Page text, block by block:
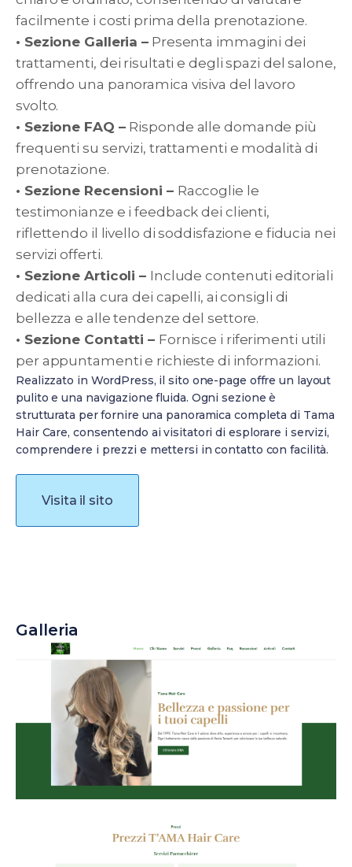
facilmente i costi prima della prenotazione.
• Sezione Galleria – Presenta immagini dei
trattamenti, dei risultati e degli spazi del salone,
offrendo una panoramica visiva del lavoro
svolto.
• Sezione FAQ – Risponde alle domande più
frequenti su servizi, trattamenti e modalità di
prenotazione.
• Sezione Recensioni – Raccoglie le
testimonianze e i feedback dei clienti,
riflettendo il livello di soddisfazione e fiducia nei
servizi offerti.
• Sezione Articoli – Include contenuti editoriali
dedicati alla cura dei capelli, ai consigli di
bellezza e alle tendenze del settore.
• Sezione Contatti – Fornisce i riferimenti utili
per appuntamenti e richieste di informazioni.
Realizzato in WordPress, il sito one-page offre un layout
pulito e una navigazione fluida. Ogni sezione è
strutturata per fornire una panoramica completa di Tama
Hair Care, consentendo ai visitatori di esplorare i servizi,
comprendere i prezzi e mettersi in contatto con facilità.
Visita il sito
Galleria